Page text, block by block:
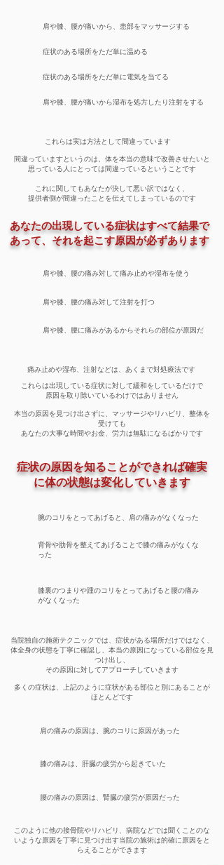
​肩や膝、腰が痛いから、患部をマッサージする
​症状のある場所をただ単に温める
​症状のある場所をただ単に電気を当てる
​肩や膝、腰が痛いから湿布を処方したり注射をする
これらは実は方法として間違っています
間違っていますというのは、体を本当の意味で改善させたいと
思っている人にとっては間違っているということです
これに関してもあなたが決して悪い訳ではなく、
提供者側が間違ったことを伝えてしまっているのです
あなたの出現している症状はすべて結果で
あって、それを起こす原因が必ずあります
肩や膝、腰の痛み対して痛み止めや湿布を使う
肩や膝、腰の痛み対して注射を打つ
​肩や膝、腰に痛みがあるからそれらの部位が原因だ
​痛み止めや湿布、注射などは、あくまで対処療法です
これらは出現している症状に対して緩和をしているだけで
原因を取り除いているわけではありません
​本当の原因を見つけ出さずに、マッサージやリハビリ、整体を
受けても
あなたの大事な時間やお金、労力は無駄になるばかりです
症状の原因を知ることができれば確実
に体の状態は変化していきます
腕のコリをとってあげると、肩の痛みがなくなった
​背骨や肋骨を整えてあげることで膝の痛みがなくな
った
​膝裏のつまりや踵のコリをとってあげると腰の痛み
がなくなった
当院独自の施術テクニックでは、症状がある場所だけではなく、
体全身の状態を丁寧に確認し、本当の原因になっている部位を見
つけ出し、
その原因に対してアプローチしていきます
多くの症状は、上記のように症状がある部位と別にあることが
ほとんどです
肩の痛みの原因は、腕のコリに原因があった
膝の痛みは、肝臓の疲労から起きていた
腰の痛みの原因は、腎臓の疲労が原因だった
このように他の接骨院やリハビリ、病院などでは聞くことのな
いような原因を丁寧に見つけ出す当院の施術は的確に原因をと
らえることができます